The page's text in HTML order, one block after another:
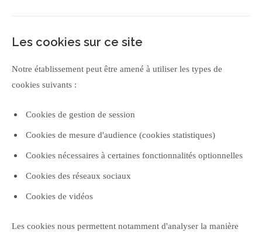
Les cookies sur ce site
Notre établissement peut être amené à utiliser les types de
cookies suivants :
Cookies de gestion de session
Cookies de mesure d'audience (cookies statistiques)
Cookies nécessaires à certaines fonctionnalités optionnelles
Cookies des réseaux sociaux
Cookies de vidéos
Les cookies nous permettent notamment d'analyser la manière